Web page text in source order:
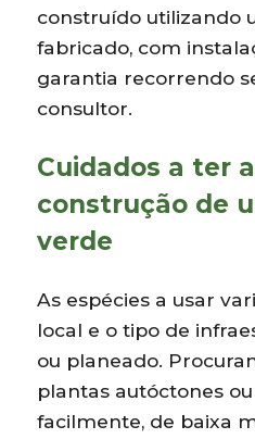
construído utilizando
fabricado, com
garantia recorrendo
consultor.
Cuidados a ter
construção de
verde
As espécies a usar
local e o tipo de
ou planeado.
plantas autóctones
facilmente, de baixa